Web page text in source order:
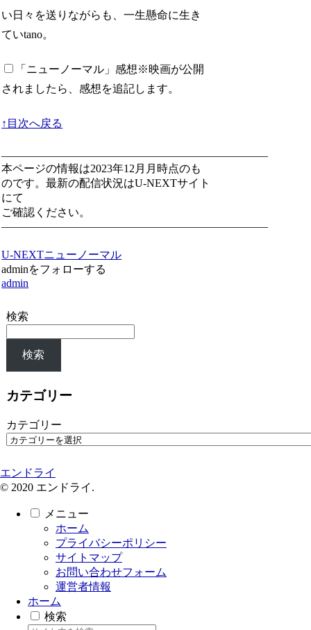
い日々を送りながらも、一生懸命に生き
ていtano。
「ニューノーマル」感想※映画が公開
されましたら、感想を追記します。
↑目次へ戻る
————————————————————————
本ページの情報は2023年12月月時点のも
のです。最新の配信状況はU-NEXTサイト
にて
ご確認ください。
————————————————————————
U-NEXTニューノーマル
adminをフォローする
admin
検索
検索
カテゴリー
カテゴリー
エンドライ
© 2020 エンドライ.
メニュー
ホーム
プライバシーポリシー
サイトマップ
お問い合わせフォーム
運営者情報
ホーム
検索